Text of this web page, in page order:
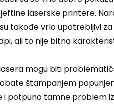
laserske printere.
takođe vrlo upotrebljivi
ali to nije bitna
mogu biti
štampanjem
potpuno tamne problem